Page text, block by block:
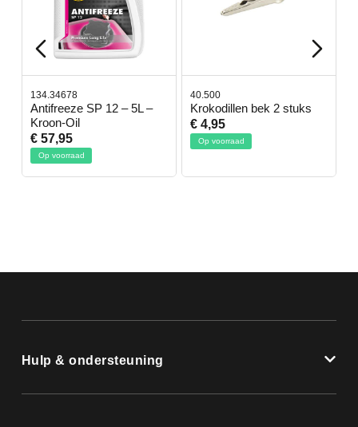
134.34678
Antifreeze SP 12 – 5L –
Kroon-Oil
€ 57,95
Op voorraad
40.500
Krokodillen bek 2 stuks
€ 4,95
Op voorraad
Hulp & ondersteuning